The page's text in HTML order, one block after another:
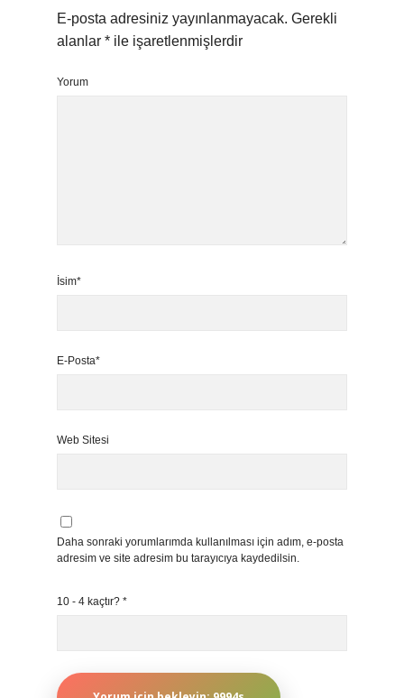
E-posta adresiniz yayınlanmayacak. Gerekli
alanlar * ile işaretlenmişlerdir
Yorum
İsim*
E-Posta*
Web Sitesi
Daha sonraki yorumlarımda kullanılması için adım, e-posta
adresim ve site adresim bu tarayıcıya kaydedilsin.
10 - 4 kaçtır? *